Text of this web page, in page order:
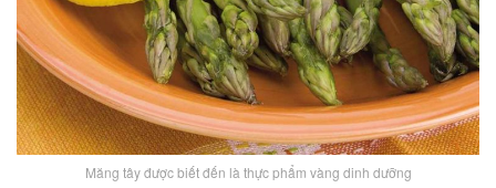
Măng tây được biết đến là thực phẩm vàng dinh dưỡng